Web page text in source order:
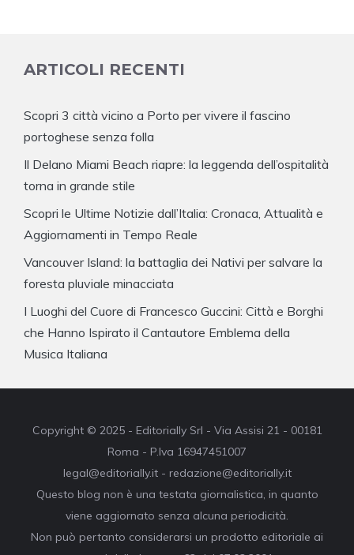
ARTICOLI RECENTI
Scopri 3 città vicino a Porto per vivere il fascino
portoghese senza folla
Il Delano Miami Beach riapre: la leggenda dell’ospitalità
torna in grande stile
Scopri le Ultime Notizie dall’Italia: Cronaca, Attualità e
Aggiornamenti in Tempo Reale
Vancouver Island: la battaglia dei Nativi per salvare la
foresta pluviale minacciata
I Luoghi del Cuore di Francesco Guccini: Città e Borghi
che Hanno Ispirato il Cantautore Emblema della
Musica Italiana
Copyright © 2025 - Editorially Srl - Via Assisi 21 - 00181
Roma - P.Iva 16947451007
legal@editorially.it - redazione@editorially.it
Questo blog non è una testata giornalistica, in quanto
viene aggiornato senza alcuna periodicità.
Non può pertanto considerarsi un prodotto editoriale ai